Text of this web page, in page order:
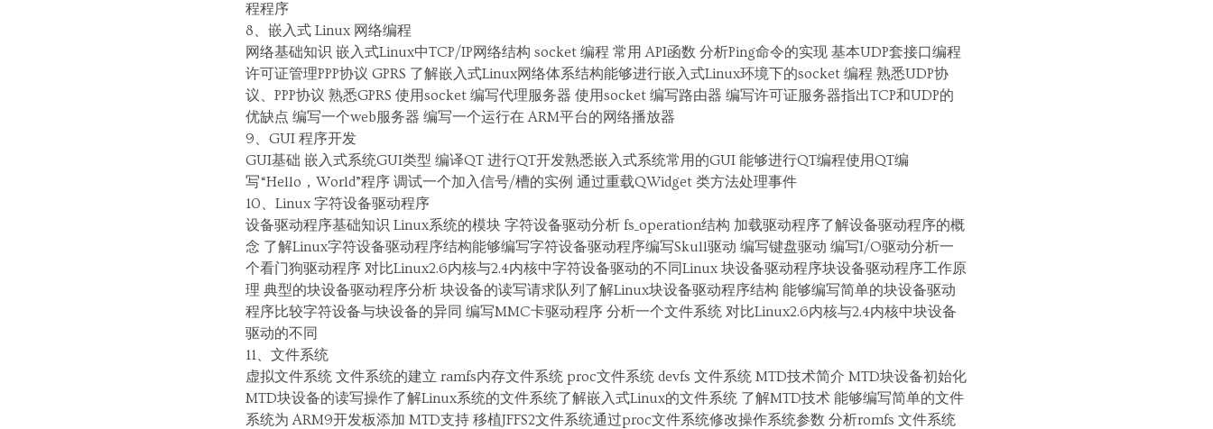
程程序
8、嵌入式 Linux 网络编程
网络基础知识 嵌入式Linux中TCP/IP网络结构 socket 编程 常用 API函数 分析Ping命令的实现 基本UDP套接口编程
许可证管理PPP协议 GPRS 了解嵌入式Linux网络体系结构能够进行嵌入式Linux环境下的socket 编程 熟悉UDP协
议、PPP协议 熟悉GPRS 使用socket 编写代理服务器 使用socket 编写路由器 编写许可证服务器指出TCP和UDP的
优缺点 编写一个web服务器 编写一个运行在 ARM平台的网络播放器
9、GUI 程序开发
GUI基础 嵌入式系统GUI类型 编译QT 进行QT开发熟悉嵌入式系统常用的GUI 能够进行QT编程使用QT编
写“Hello，World”程序 调试一个加入信号/槽的实例 通过重载QWidget 类方法处理事件
10、Linux 字符设备驱动程序
设备驱动程序基础知识 Linux系统的模块 字符设备驱动分析 fs_operation结构 加载驱动程序了解设备驱动程序的概
念 了解Linux字符设备驱动程序结构能够编写字符设备驱动程序编写Skull驱动 编写键盘驱动 编写I/O驱动分析一
个看门狗驱动程序 对比Linux2.6内核与2.4内核中字符设备驱动的不同Linux 块设备驱动程序块设备驱动程序工作原
理 典型的块设备驱动程序分析 块设备的读写请求队列了解Linux块设备驱动程序结构 能够编写简单的块设备驱动
程序比较字符设备与块设备的异同 编写MMC卡驱动程序 分析一个文件系统 对比Linux2.6内核与2.4内核中块设备
驱动的不同
11、文件系统
虚拟文件系统 文件系统的建立 ramfs内存文件系统 proc文件系统 devfs 文件系统 MTD技术简介 MTD块设备初始化
MTD块设备的读写操作了解Linux系统的文件系统了解嵌入式Linux的文件系统 了解MTD技术 能够编写简单的文件
系统为 ARM9开发板添加 MTD支持 移植JFFS2文件系统通过proc文件系统修改操作系统参数 分析romfs 文件系统